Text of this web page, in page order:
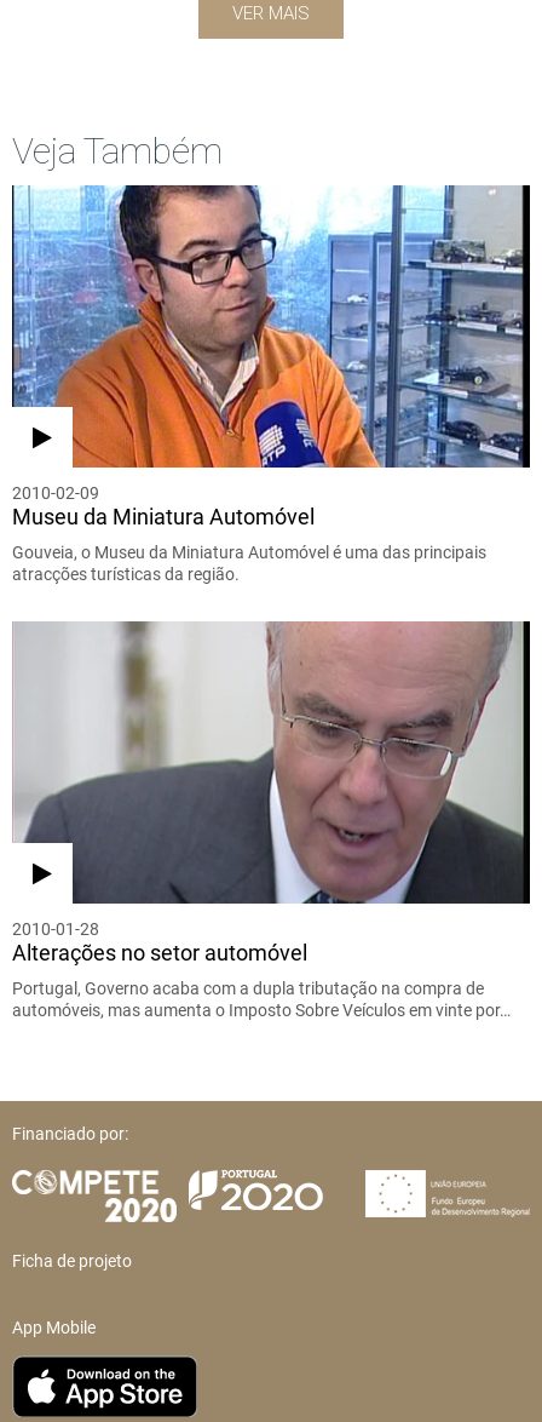
VER MAIS
Veja Também
2010-02-09
Museu da Miniatura Automóvel
Gouveia, o Museu da Miniatura Automóvel é uma das principais
atracções turísticas da região.
2010-01-28
Alterações no setor automóvel
Portugal, Governo acaba com a dupla tributação na compra de
automóveis, mas aumenta o Imposto Sobre Veículos em vinte por…
Financiado por:
Ficha de projeto
App Mobile